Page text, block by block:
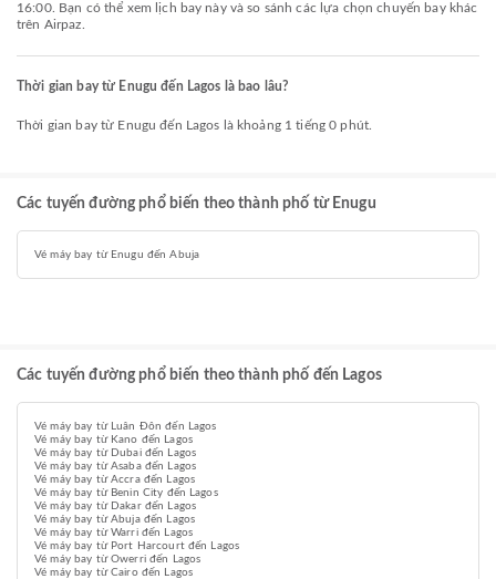
16:00. Bạn có thể xem lịch bay này và so sánh các lựa chọn chuyến bay khác
trên Airpaz.
Thời gian bay từ Enugu đến Lagos là bao lâu?
Thời gian bay từ Enugu đến Lagos là khoảng 1 tiếng 0 phút.
Các tuyến đường phổ biến theo thành phố từ Enugu
Vé máy bay từ Enugu đến Abuja
Các tuyến đường phổ biến theo thành phố đến Lagos
Vé máy bay từ Luân Đôn đến Lagos
Vé máy bay từ Kano đến Lagos
Vé máy bay từ Dubai đến Lagos
Vé máy bay từ Asaba đến Lagos
Vé máy bay từ Accra đến Lagos
Vé máy bay từ Benin City đến Lagos
Vé máy bay từ Dakar đến Lagos
Vé máy bay từ Abuja đến Lagos
Vé máy bay từ Warri đến Lagos
Vé máy bay từ Port Harcourt đến Lagos
Vé máy bay từ Owerri đến Lagos
Vé máy bay từ Cairo đến Lagos